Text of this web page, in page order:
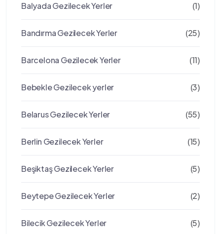
Balyada Gezilecek Yerler (1)
Bandırma Gezilecek Yerler (25)
Barcelona Gezilecek Yerler (11)
Bebekle Gezilecek yerler (3)
Belarus Gezilecek Yerler (55)
Berlin Gezilecek Yerler (15)
Beşiktaş Gezilecek Yerler (5)
Beytepe Gezilecek Yerler (2)
Bilecik Gezilecek Yerler (5)